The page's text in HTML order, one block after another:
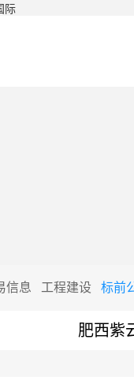
际
信息 工程建设 标前
肥西紫